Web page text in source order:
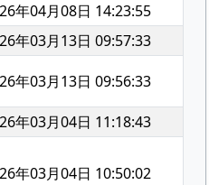
年04月08日 14:23:55
年03月13日 09:57:33
年03月13日 09:56:33
年03月04日 11:18:43
年03月04日 10:50:02